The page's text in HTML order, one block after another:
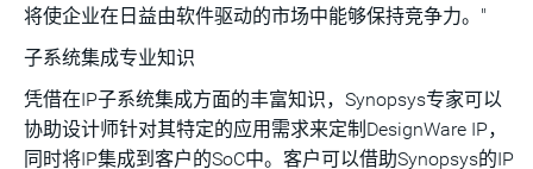
将使企业在日益由软件驱动的市场中能够保持竞争力。"
子系统集成专业知识
凭借在IP子系统集成方面的丰富知识，Synopsys专家可以
协助设计师针对其特定的应用需求来定制DesignWare IP，
同时将IP集成到客户的SoC中。客户可以借助Synopsys的IP